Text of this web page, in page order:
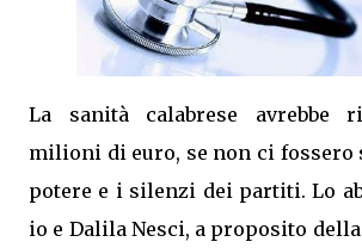
La sanità calabrese avrebbe
milioni di euro, se non ci
potere e i silenzi dei partiti. Lo
io e Dalila Nesci, a proposito